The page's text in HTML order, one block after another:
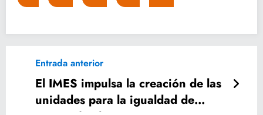
Entrada anterior
El IMES impulsa la creación de las
unidades para la igualdad de